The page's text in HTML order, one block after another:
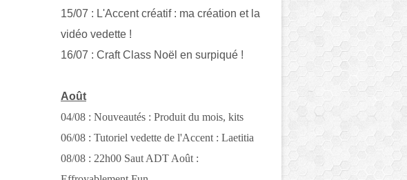
15/07 : L'Accent créatif : ma création et la
vidéo vedette !
16/07 : Craft Class Noël en surpiqué !
Août
04/08 : Nouveautés : Produit du mois, kits
06/08 : Tutoriel vedette de l'Accent : Laetitia
08/08 : 22h00 Saut ADT Août :